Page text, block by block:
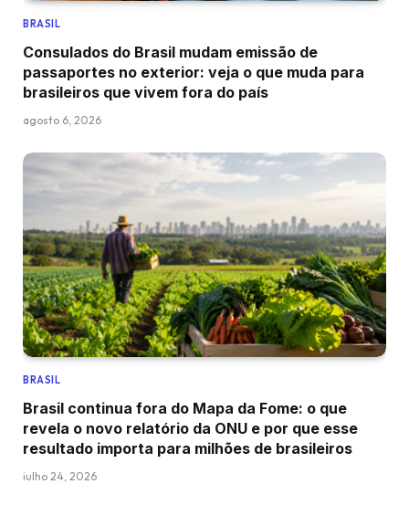
BRASIL
Consulados do Brasil mudam emissão de
passaportes no exterior: veja o que muda para
brasileiros que vivem fora do país
agosto 6, 2026
BRASIL
Brasil continua fora do Mapa da Fome: o que
revela o novo relatório da ONU e por que esse
resultado importa para milhões de brasileiros
julho 24, 2026